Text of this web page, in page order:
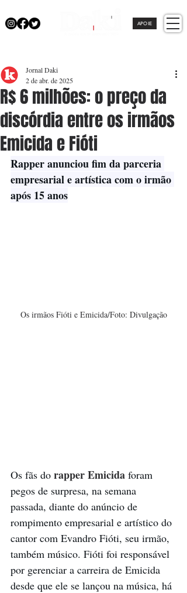
APOIE
R$ 6 milhões: o preço da
discórdia entre os irmãos
Emicida e Fióti
Jornal Daki
2 de abr. de 2025
Rapper anunciou fim da parceria
empresarial e artística com o irmão
após 15 anos
Os irmãos Fióti e Emicida/Foto: Divulgação
Os fãs do rapper Emicida foram
pegos de surpresa, na semana
passada, diante do anúncio de
rompimento empresarial e artístico do
cantor com Evandro Fióti, seu irmão,
também músico. Fióti foi responsável
por gerenciar a carreira de Emicida
desde que ele se lançou na música, há